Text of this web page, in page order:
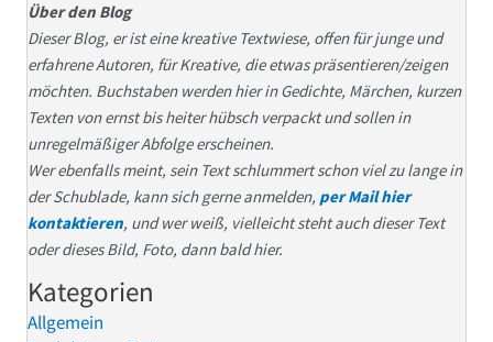
Über den Blog
Dieser Blog, er ist eine kreative Textwiese, offen für junge und
erfahrene Autoren, für Kreative, die etwas präsentieren/zeigen
möchten. Buchstaben werden hier in Gedichte, Märchen, kurzen
Texten von ernst bis heiter hübsch verpackt und sollen in
unregelmäßiger Abfolge erscheinen.
Wer ebenfalls meint, sein Text schlummert schon viel zu lange in
der Schublade, kann sich gerne anmelden, per Mail hier
kontaktieren, und wer weiß, vielleicht steht auch dieser Text
oder dieses Bild, Foto, dann bald hier.
Kategorien
Allgemein